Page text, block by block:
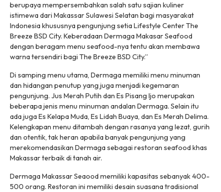
berupaya mempersembahkan salah satu sajian kuliner
istimewa dari Makassar Sulawesi Selatan bagi masyarakat
Indonesia khususnya pengunjung setia Lifestyle Center The
Breeze BSD City. Keberadaan Dermaga Makasar Seafood
dengan beragam menu seafood-nya tentu akan membawa
warna tersendiri bagi The Breeze BSD City.”
Di samping menu utama, Dermaga memiliki menu minuman
dan hidangan penutup yang juga menjadi kegemaran
pengunjung. Jus Merah Putih dan Es Pisang Ijo merupakan
beberapa jenis menu minuman andalan Dermaga. Selain itu
ada juga Es Kelapa Muda, Es Lidah Buaya, dan Es Merah Delima.
Kelengkapan menu ditambah dengan rasanya yang lezat, gurih
dan otentik, tak heran apabila banyak pengunjung yang
merekomendasikan Dermaga sebagai restoran seafood khas
Makassar terbaik di tanah air.
Dermaga Makassar Seaood memiliki kapasitas sebanyak 400-
500 orang. Restoran ini memiliki desain suasana tradisional